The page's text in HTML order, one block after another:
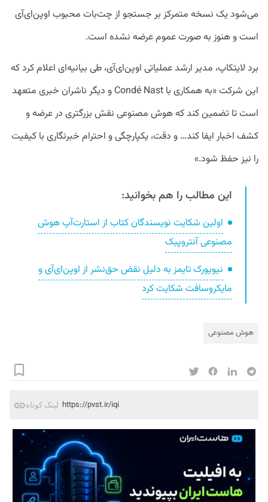
می‌شود یک نسخه متمرکز بر جستجو از چت‌بات محبوب اوپن‌ای‌آی
است و هنوز به صورت عموم عرضه نشده است.
برد لایتکاپ، مدیر ارشد عملیاتی اوپن‌ای‌آی، طی بیانیه‌ای اعلام کرد که
این شرکت «به همکاری با Condé Nast و دیگر ناشران خبری متعهد
است تا تضمین کند که هوش مصنوعی نقش بزرگتری در عرضه و
کشف اخبار ایفا کند… و دقت، یکپارچگی و احترام خبرنگاری با کیفیت
را نیز حفظ شود.»
این مطالب را هم بخوانید:
اولین شکایت نویسندگان کتاب از استارت‌آپ هوش
مصنوعی آنتروپیک
نیویورک‌ تایمز به دلیل نقض حق‌نشر از اوپن‌ای‌آی و
مایکروسافت شکایت کرد
هوش مصنوعی
لینک کوتاه https://pvst.ir/iqi